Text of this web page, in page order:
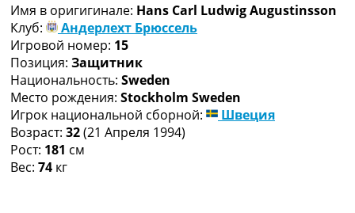
Другие Турниры >>>
Таблицы
Таблицы групп Чемпионата Мира
Украина. Премьер-Лига
Украина. Первая Лига
Лига Чемпионов. Таблицы групп
Англия. Премьер-Лига
Испания. Ла Лига
Все таблицы >>>
Рейтинги
Имя в оригигинале: Hans Carl Ludwig Augustinsson
Клуб:
Андерлехт Брюссель
Игровой номер: 15
Позиция: Защитник
Национальность: Sweden
Место рождения: Stockholm Sweden
Игрок национальной сборной:
Швеция
Возраст: 32(21 Апреля 1994)
Рост: 181 см
Вес: 74 кг